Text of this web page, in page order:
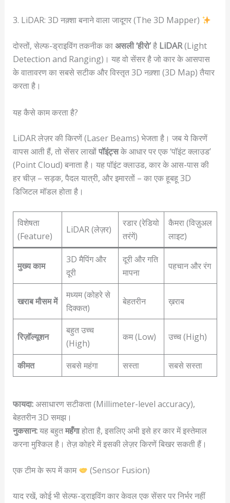
3. LiDAR: 3D नक़्शा बनाने वाला जादूगर (The 3D Mapper)
दोस्तों, सेल्फ-ड्राइविंग तकनीक काअसली ‘हीरो’है LiDAR(Light
Detection and Ranging)। यह वो सेंसर है जो कार के आसपास
के वातावरण का सबसे सटीक और विस्तृत 3D नक़्शा (3D Map) तैयार
करता है।
यह कैसे काम करता है?
LiDAR लेज़र की किरणें (Laser Beams) भेजता है। जब ये किरणें
वापस आती हैं, तो सेंसर लाखोंपॉइंट्सके आधार पर एक ‘पॉइंट क्लाउड’
(Point Cloud) बनाता है। यह पॉइंट क्लाउड, कार के आस-पास की
हर चीज़ – सड़क, पैदल यात्री, और इमारतों – का एक हूबहू 3D
डिजिटल मॉडल होता है।
विशेषता
(Feature)
LiDAR (लेज़र)
रडार (रेडियो
तरंगें)
कैमरा (विज़ुअल
लाइट)
मुख्य काम
3D मैपिंग और
दूरी
दूरी और गति
मापना
पहचान और रंग
खराब मौसम में
मध्यम (कोहरे से
दिक्कत)
बेहतरीन ख़राब
रिज़ॉल्यूशन
बहुत उच्च
(High)
कम (Low) उच्च (High)
कीमत सबसे महंगा सस्ता सबसे सस्ता
फायदा:असाधारण सटीकता (Millimeter-level accuracy),
बेहतरीन 3D समझ।
नुकसान:यह बहुतमहँगाहोता है, इसलिए अभी इसे हर कार में इस्तेमाल
करना मुश्किल है। तेज़ कोहरे में इसकी लेज़र किरणें बिखर सकती हैं।
एक टीम के रूप में काम (Sensor Fusion)
याद रखें, कोई भी सेल्फ-ड्राइविंग कार केवल एक सेंसर पर निर्भर नहीं